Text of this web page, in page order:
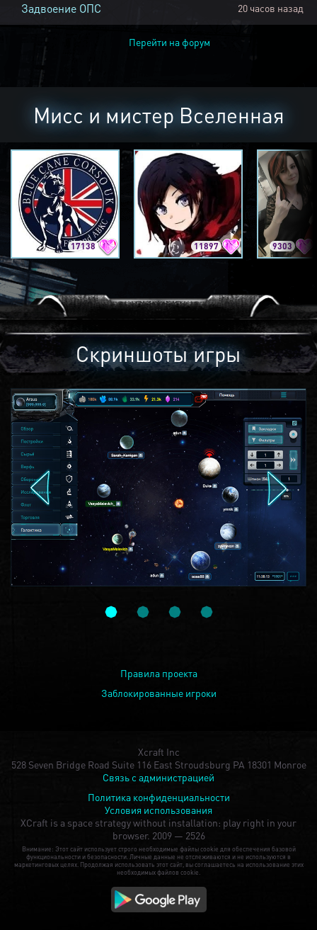
Задвоение ОПС 20 часов назад
Перейти на форум
Мисс и мистер Вселенная
17138 11897 9303
Скриншоты игры
Правила проекта
Заблокированные игроки
Xcraft Inc
528 Seven Bridge Road Suite 116 East Stroudsburg PA 18301 Monroe
Связь с администрацией
Политика конфиденциальности
Условия использования
XCraft is a space strategy without installation: play right in your
browser. 2009 — 2526
Внимание: Этот сайт использует строго необходимые файлы cookie для обеспечения базовой
функциональности и безопасности. Личные данные не отслеживаются и не используются в
маркетинговых целях. Продолжая использовать этот сайт, вы соглашаетесь на использование этих
необходимых файлов cookie.